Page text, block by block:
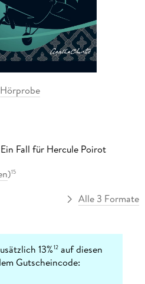
Hörprobe
Fall für Hercule Poirot
)15
Alle 3 Formate
13%12 auf diesen
Gutscheincode: